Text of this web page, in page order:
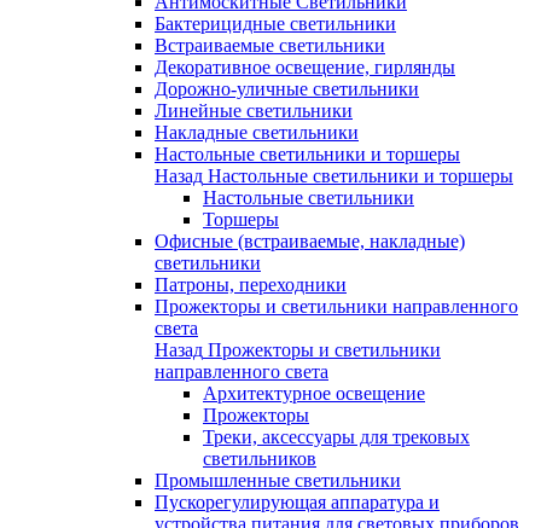
Бактерицидные светильники
Встраиваемые светильники
Декоративное освещение, гирлянды
Дорожно-уличные светильники
Линейные светильники
Накладные светильники
Настольные светильники и торшеры
Назад Настольные светильники и торшеры
Настольные светильники
Торшеры
Офисные (встраиваемые, накладные)
светильники
Патроны, переходники
Прожекторы и светильники направленного
света
Назад Прожекторы и светильники
направленного света
Архитектурное освещение
Прожекторы
Треки, аксессуары для трековых
светильников
Промышленные светильники
Пускорегулирующая аппаратура и
устройства питания для световых приборов